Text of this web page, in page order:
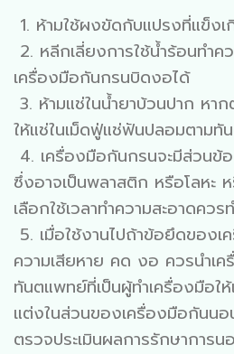
1. ห้ามใช้ผงขัดกับแปรงที่แข็งเ
2. หลีกเลี่ยงการใช้น้ำร้อนทำคว
เครื่องมือกันกรนบิดงอได้
3. ห้ามแช่ในน้ำยาบ้วนปาก หา
ให้แช่ในเม็ดฟู่แช่ฟันปลอมตาม
4. เครื่องมือกันกรนจะมีส่วนข้
ซึ่งอาจเป็นพลาสติก หรือโลหะ
เลือกใช้เวลาทำความสะอาดคว
5. เมื่อใช้งานไปถ้าข้อยึดของ
ความเสียหาย คด งอ ควรนำเ
ทันตแพทย์ที่เป็นผู้ทำเครื่องมือใ
แต่งในส่วนของเครื่องมือกันน
ตรวจประเมินผลการรักษาการน